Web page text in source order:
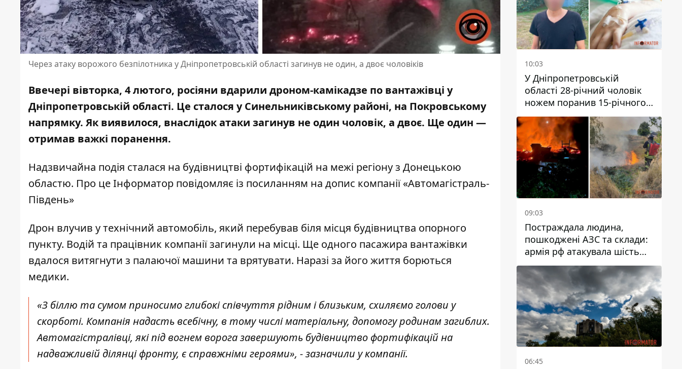
Через атаку ворожого безпілотника у Дніпропетровській області загинув не один, а двоє чоловіків
Ввечері вівторка, 4 лютого, росіяни вдарили дроном-камікадзе по вантажівці у
Дніпропетровській області. Це сталося у Синельниківському районі, на Покровському
напрямку. Як виявилося, внаслідок атаки загинув не один чоловік, а двоє. Ще один —
отримав важкі поранення.
Надзвичайна подія сталася на будівництві фортифікацій на межі регіону з Донецькою
областю. Про це Інформатор повідомляє із посиланням на допис компанії «Автомагістраль-
Південь»
Дрон влучив у технічний автомобіль, який перебував біля місця будівництва опорного
пункту. Водій та працівник компанії загинули на місці. Ще одного пасажира вантажівки
вдалося витягнути з палаючої машини та врятувати. Наразі за його життя борються
медики.
«З біллю та сумом приносимо глибокі співчуття рідним і близьким, схиляємо голови у
скорботі. Компанія надасть всебічну, в тому числі матеріальну, допомогу родинам загиблих.
Автомагістралівці, які під вогнем ворога завершують будівництво фортифікацій на
надважливій ділянці фронту, є справжніми героями», - зазначили у компанії.
10:03
У Дніпропетровській
області 28-річний чоловік
ножем поранив 15-річного
хлопця
09:03
Постраждала людина,
пошкоджені АЗС та склади:
армія рф атакувала шість
районів Дніпропетровської
області
06:45